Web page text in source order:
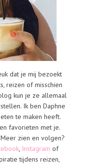
dat je mij bezoekt
reizen of misschien
kun je ze allemaal
Ik ben Daphne
te maken heeft.
favorieten met je.
zien en volgen?
, Instagram of
tijdens reizen,